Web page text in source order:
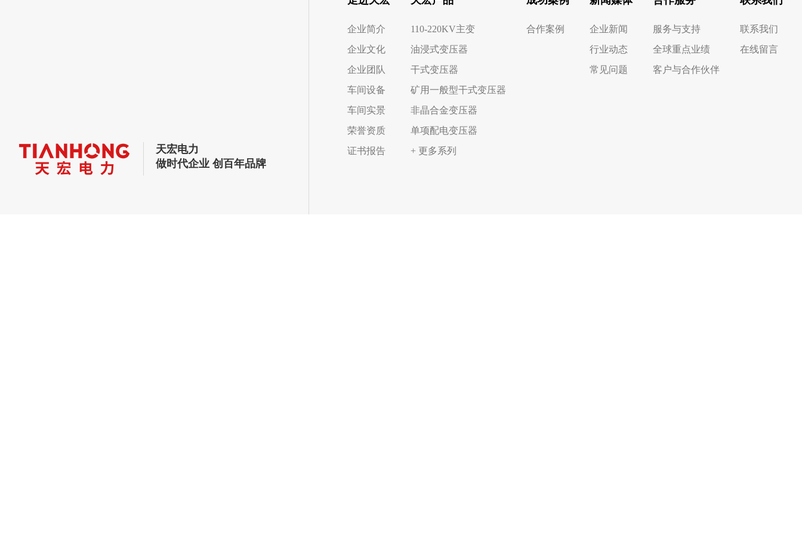
天宏电力
做时代企业 创百年品牌
企业简介
企业文化
企业团队
车间设备
车间实景
荣誉资质
证书报告
110-220KV主变
油浸式变压器
干式变压器
矿用一般型干式变压器
非晶合金变压器
单项配电变压器
+ 更多系列
合作案例
企业新闻
行业动态
常见问题
服务与支持
全球重点业绩
客户与合作伙伴
联系我们
在线留言